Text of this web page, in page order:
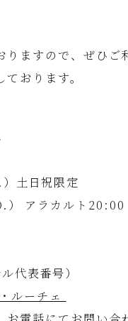
ますので、ぜひご
おります。
土日祝限定
アラカルト20:00
代表番号）
ルーチェ